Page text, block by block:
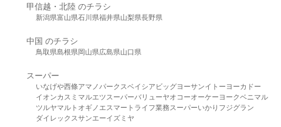
甲信越・北陸 のチラシ
新潟県富山県石川県福井県山梨県長野県
中国 のチラシ
鳥取県島根県岡山県広島県山口県
スーパー
いなげや西條アマノパークスベイシア ビッグヨーサンイトーヨーカドー
イオンカスミ マルエツスーパーバリューヤオコーオーケー ヨークベニマル
ツルヤマルト オギノ エスマート ライフ業務スーパーいかり フジグラン
ダイレックスサンエーイズミヤ